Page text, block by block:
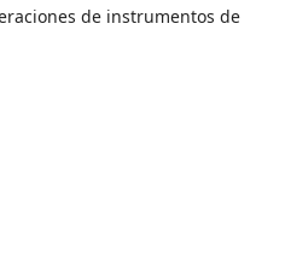
de instrumentos de